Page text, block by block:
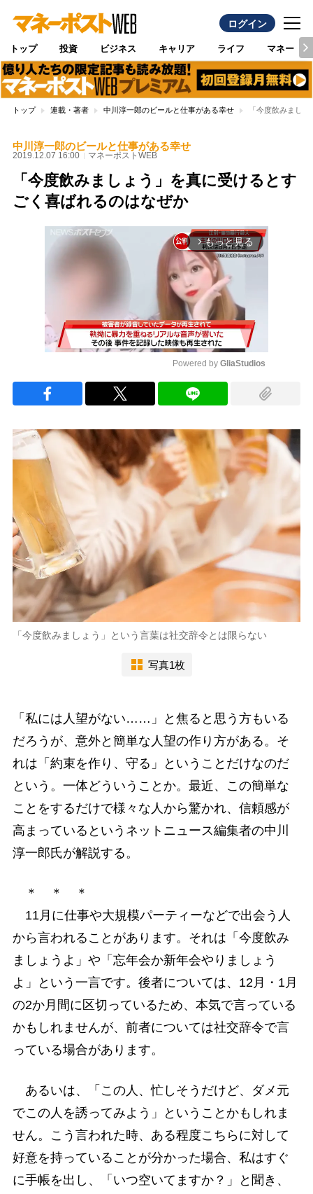
ログイン
トップ 投資 ビジネス キャリア ライフ マネー
トップ 連載・著者 中川淳一郎のビールと仕事がある幸せ 「今度飲みまし
中川淳一郎のビールと仕事がある幸せ
2019.12.07 16:00 マネーポストWEB
「今度飲みましょう」を真に受けるとす
ごく喜ばれるのはなぜか
arrow_forward_ios もっと見る
Powered by GliaStudios
「今度飲みましょう」という言葉は社交辞令とは限らない
写真1枚
「私には人望がない……」と焦ると思う方もいる
だろうが、意外と簡単な人望の作り方がある。そ
れは「約束を作り、守る」ということだけなのだ
という。一体どういうことか。最近、この簡単な
ことをするだけで様々な人から驚かれ、信頼感が
高まっているというネットニュース編集者の中川
淳一郎氏が解説する。
＊ ＊ ＊
11月に仕事や大規模パーティーなどで出会う人
から言われることがあります。それは「今度飲み
ましょうよ」や「忘年会か新年会やりましょう
よ」という一言です。後者については、12月・1月
の2か月間に区切っているため、本気で言っている
かもしれませんが、前者については社交辞令で言
っている場合があります。
あるいは、「この人、忙しそうだけど、ダメ元
でこの人を誘ってみよう」ということかもしれま
せん。こう言われた時、ある程度こちらに対して
好意を持っていることが分かった場合、私はすぐ
に手帳を出し、「いつ空いてますか？」と聞き、